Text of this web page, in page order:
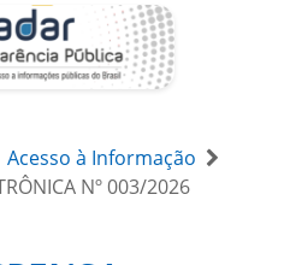
Acesso à Informação
Nº 003/2026